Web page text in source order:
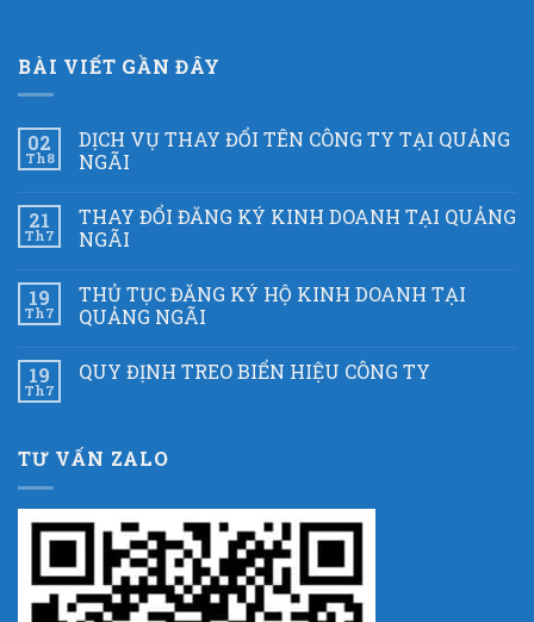
BÀI VIẾT GẦN ĐÂY
02
Th8
DỊCH VỤ THAY ĐỔI TÊN CÔNG TY TẠI QUẢNG
NGÃI
21
Th7
THAY ĐỔI ĐĂNG KÝ KINH DOANH TẠI QUẢNG
NGÃI
19
Th7
THỦ TỤC ĐĂNG KÝ HỘ KINH DOANH TẠI
QUẢNG NGÃI
19
Th7
QUY ĐỊNH TREO BIỂN HIỆU CÔNG TY
TƯ VẤN ZALO